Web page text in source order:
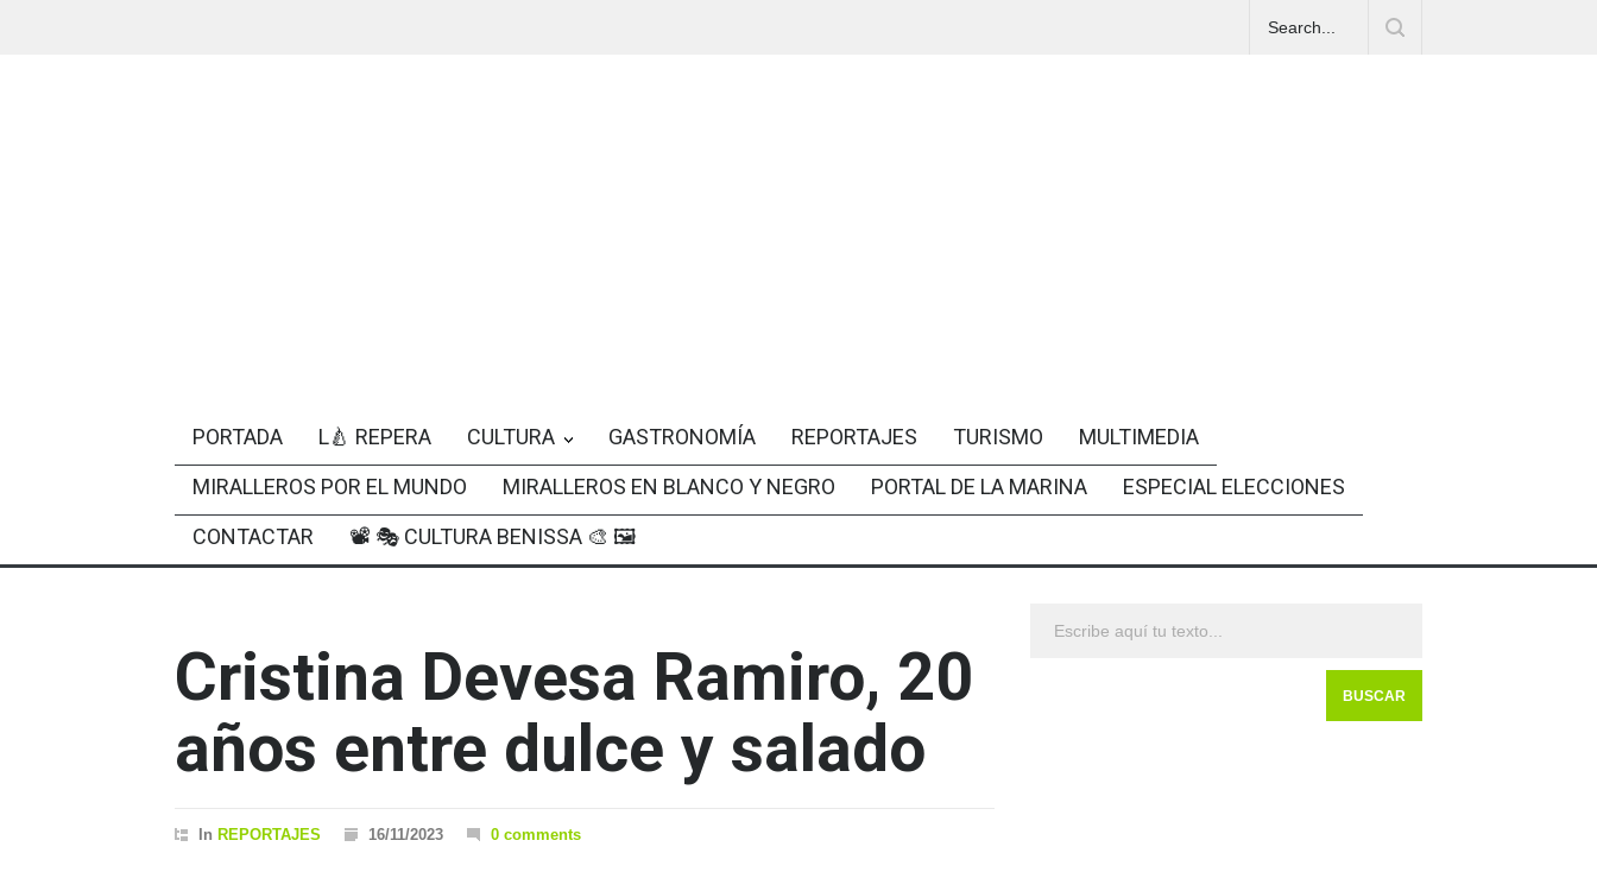
PORTADA L🍐 REPERA CULTURA GASTRONOMÍA REPORTAJES TURISMO
MULTIMEDIA
MIRALLEROS POR EL MUNDO
MIRALLEROS EN BLANCO Y NEGRO PORTAL DE LA MARINA
ESPECIAL ELECCIONES
CONTACTAR
📽 🎭 CULTURA BENISSA 🎨 🖼
Cristina Devesa Ramiro, 20
años entre dulce y salado
In REPORTAJES 16/11/2023 0 comments